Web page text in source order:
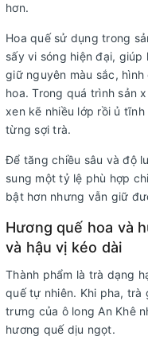
hơn.
Hoa quế sử dụng trong
sấy vi sóng hiện đại,
giữ nguyên màu sắc,
hoa. Trong quá trình sản
xen kẽ nhiều lớp rồi ủ
từng sợi trà.
Để tăng chiều sâu và độ
sung một tỷ lệ phù hợp
bật hơn nhưng vẫn giữ
Hương quế hoa và
và hậu vị kéo dài
Thành phẩm là trà dạng
quế tự nhiên. Khi pha,
trưng của ô long An Khê
hương quế dịu ngọt.